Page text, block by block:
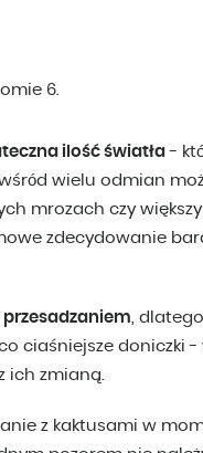
6.
ilość światła -
wielu odmian
mrozach czy
zdecydowanie
przesadzaniem ,
ciaśniejsze doniczki
ich zmianą.
z kaktusami w